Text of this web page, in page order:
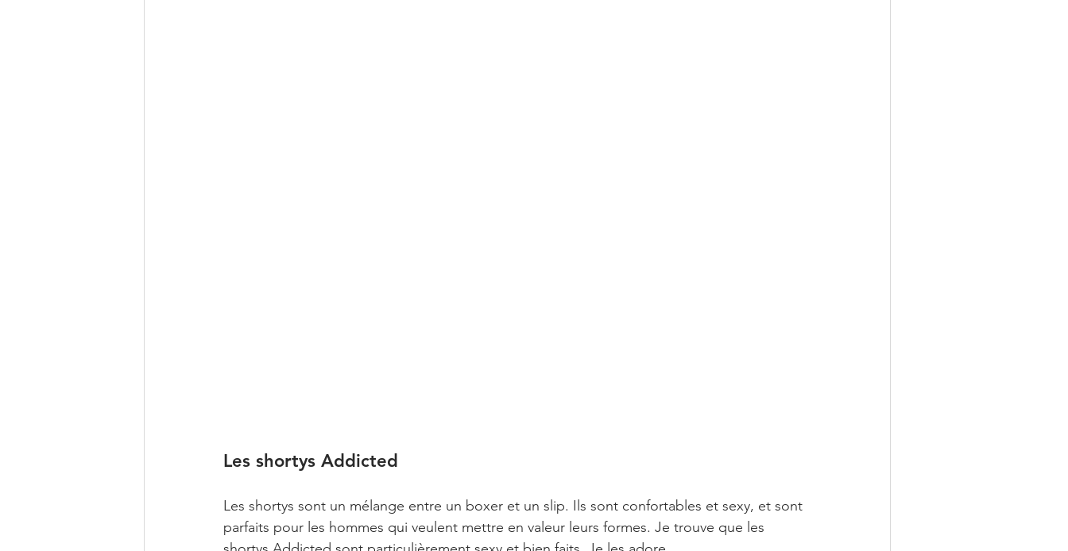
Les shortys Addicted
Les shortys sont un mélange entre un boxer et un slip. Ils sont confortables et sexy, et sont
parfaits pour les hommes qui veulent mettre en valeur leurs formes. Je trouve que les